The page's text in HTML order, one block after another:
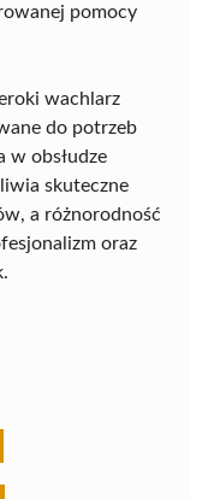
pomocy
wachlarz
do potrzeb
w obsłudze
skuteczne
a różnorodność
oraz